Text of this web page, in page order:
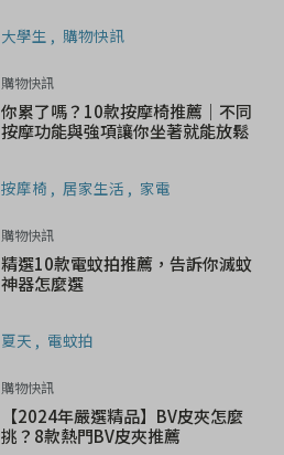
大學生 購物快訊
購物快訊
你累了嗎？10款按摩椅推薦｜不同
按摩功能與強項讓你坐著就能放鬆
按摩椅 居家生活 家電
購物快訊
精選10款電蚊拍推薦，告訴你滅蚊
神器怎麼選
夏天 電蚊拍
購物快訊
【2024年嚴選精品】BV皮夾怎麼
挑？8款熱門BV皮夾推薦